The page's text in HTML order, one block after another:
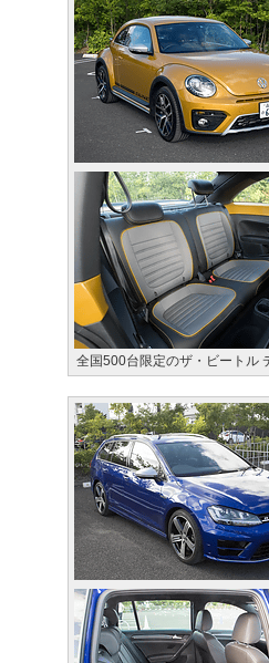
全国500台限定のザ・ビートル